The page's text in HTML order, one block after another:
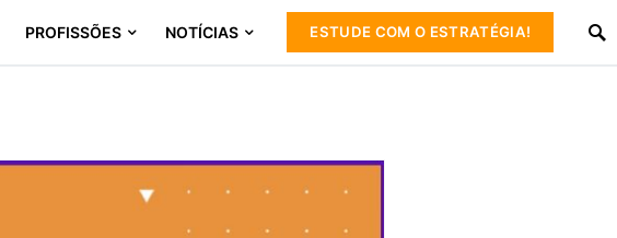
PROFISSÕES NOTÍCIAS ESTUDE COM O ESTRATÉGIA!